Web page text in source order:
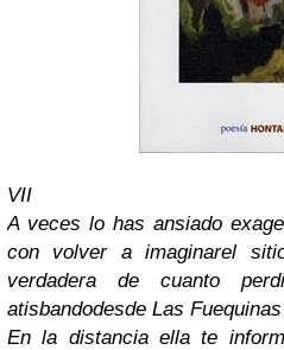
VII
A veces lo has ansiado
con volver a imaginarel
verdadera de cuanto
atisbandodesde Las
En la distancia ella te